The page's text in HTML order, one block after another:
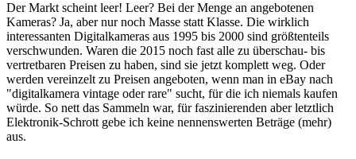
Der Markt scheint leer! Leer? Bei der Menge an angebotenen
Kameras? Ja, aber nur noch Masse statt Klasse. Die wirklich
interessanten Digitalkameras aus 1995 bis 2000 sind größtenteils
verschwunden. Waren die 2015 noch fast alle zu überschau- bis
vertretbaren Preisen zu haben, sind sie jetzt komplett weg. Oder
werden vereinzelt zu Preisen angeboten, wenn man in eBay nach
"digitalkamera vintage oder rare" sucht, für die ich niemals kaufen
würde. So nett das Sammeln war, für faszinierenden aber letztlich
Elektronik-Schrott gebe ich keine nennenswerten Beträge (mehr)
aus.